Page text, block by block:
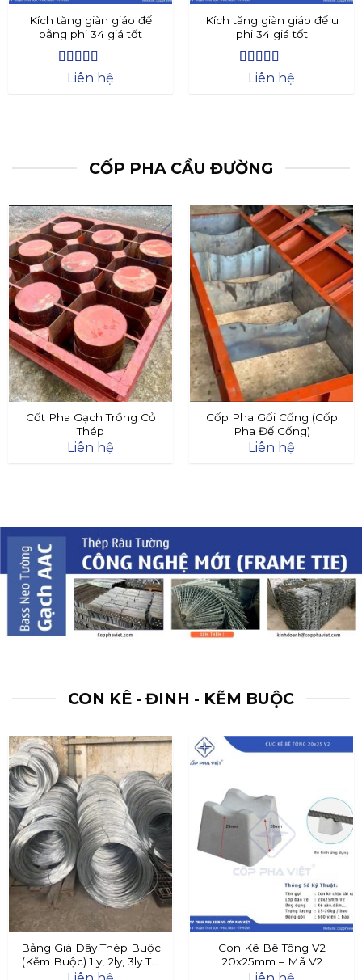
Kích tăng giàn giáo đế
bằng phi 34 giá tốt
Được xếp
5
Liên hệ
Kích tăng giàn giáo đế u
phi 34 giá tốt
Được xếp
5
Liên hệ
CỐP PHA CẦU ĐƯỜNG
Cốt Pha Gạch Trồng Cỏ
Thép
Liên hệ
Cốp Pha Gối Cống (Cốp
Pha Đế Cống)
Liên hệ
CON KÊ - ĐINH - KẼM BUỘC
Bảng Giá Dây Thép Buộc
(Kẽm Buộc) 1ly, 2ly, 3ly Tại
Đây
Con Kê Bê Tông V2
20x25mm – Mã V2